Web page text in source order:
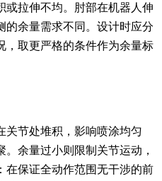
或拉伸不均。肘部在机器人伸
的余量需求不同。设计时应分
，取更严格的条件作为余量标
关节处堆积，影响喷涂均匀
余量过小则限制关节运动，
在保证全动作范围无干涉的前